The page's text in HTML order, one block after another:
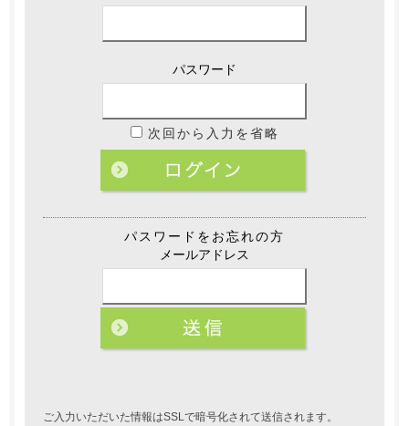
パスワード
次回から入力を省略
パスワードをお忘れの方
メールアドレス
ご入力いただいた情報はSSLで暗号化されて送信されます。